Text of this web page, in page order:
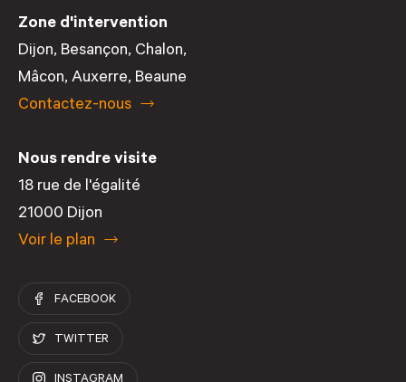
Zone d'intervention
Dijon, Besançon, Chalon,
Mâcon, Auxerre, Beaune
Contactez-nous
Nous rendre visite
18 rue de l'égalité
21000 Dijon
Voir le plan
FACEBOOK
TWITTER